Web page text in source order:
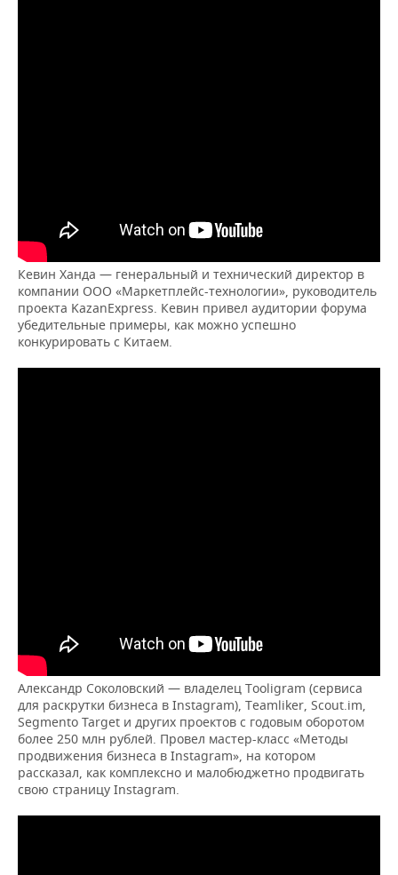
Кевин Ханда — генеральный и технический директор в
компании ООО «Маркетплейс-технологии», руководитель
проекта KazanExpress. Кевин привел аудитории форума
убедительные примеры, как можно успешно
конкурировать с Китаем.
Александр Соколовский — владелец Tooligram (сервиса
для раскрутки бизнеса в Instagram), Teamliker, Scout.im,
Segmento Target и других проектов с годовым оборотом
более 250 млн рублей. Провел мастер-класс «Методы
продвижения бизнеса в Instagram», на котором
рассказал, как комплексно и малобюджетно продвигать
свою страницу Instagram.